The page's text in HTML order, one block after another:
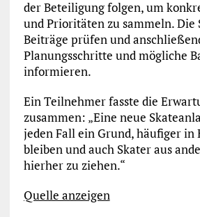
der Beteiligung folgen, um
und Prioritäten zu sammeln. Die
Beiträge prüfen und
Planungsschritte und mögliche
informieren.
Ein Teilnehmer fasste die
zusammen: „Eine neue
jeden Fall ein Grund, häufiger in
bleiben und auch Skater aus
hierher zu ziehen.“
Quelle anzeigen